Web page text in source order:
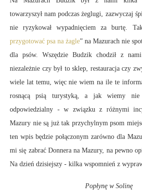
towarzyszył nam podczas żeglugi, zazwyczaj
nie ryzykował wypadnięciem za burtę.
przygotować psa na żagle” na Mazurach nie
dla psów. Wszędzie Budzik chodził z
niezależnie czy był to sklep, restauracja czy
wiele lat temu, więc nie wiem na ile te
rosnącą psią turystyką, a jak wiemy nie
odpowiedzialny - w związku z różnymi
Mazury nie są już tak przychylnym psom
ten wpis będzie połączonym zarówno dla
mi się zabrać Donnera na Mazury, na pewno
Na dzień dzisiejszy - kilka wspomnień z
Popłynę w Solinę